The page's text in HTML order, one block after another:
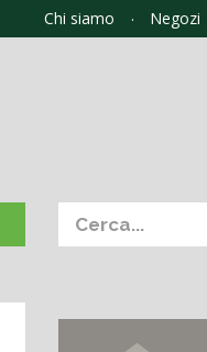
Chi siamo Negozi